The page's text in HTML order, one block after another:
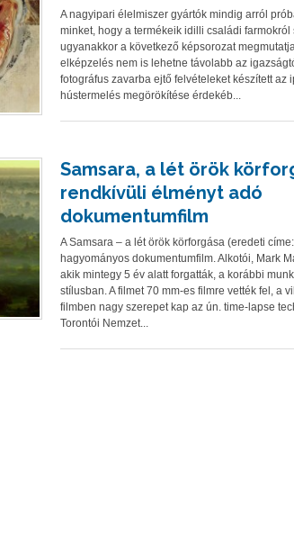
A nagyipari élelmiszer gyártók mindig arról
minket, hogy a termékeik idilli családi farmokról
ugyanakkor a következő képsorozat
elképzelés nem is lehetne távolabb az
fotográfus zavarba ejtő felvételeket készített az
hústermelés megörökítése érdekéb...
Samsara, a lét örök
rendkívüli élményt adó
dokumentumfilm
A Samsara – a lét örök körforgása (eredeti
hagyományos dokumentumfilm. Alkotói, Mark
akik mintegy 5 év alatt forgatták, a korábbi
stílusban. A filmet 70 mm-es filmre vették fel, a
filmben nagy szerepet kap az ún. time-lapse
Torontói Nemzet...